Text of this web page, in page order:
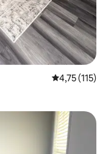
Середня
4,75 (115)